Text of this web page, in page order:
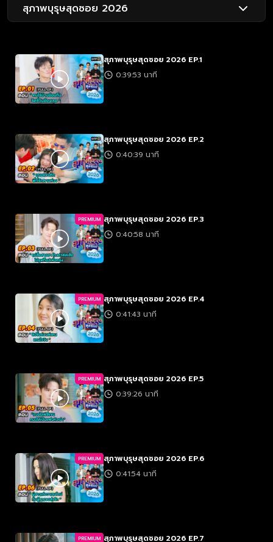
สุภาพบุรุษสุดซอย 2026
สุภาพบุรุษสุดซอย 2026 EP.1
0:39:53 นาที
สุภาพบุรุษสุดซอย 2026 EP.2
0:40:39 นาที
PREMIUM สุภาพบุรุษสุดซอย 2026 EP.3
0:40:58 นาที
PREMIUM สุภาพบุรุษสุดซอย 2026 EP.4
0:41:43 นาที
PREMIUM สุภาพบุรุษสุดซอย 2026 EP.5
0:39:26 นาที
PREMIUM สุภาพบุรุษสุดซอย 2026 EP.6
0:41:54 นาที
PREMIUM สุภาพบุรุษสุดซอย 2026 EP.7